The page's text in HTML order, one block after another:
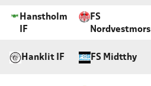
Hanstholm
IF
FS
Nordvestmors
Hanklit IF FS Midtthy